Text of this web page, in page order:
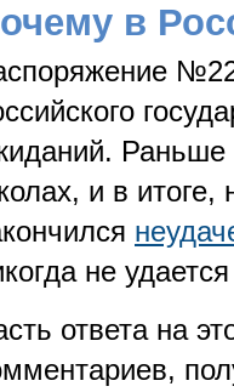
в
и в итоге,
не
ответа на